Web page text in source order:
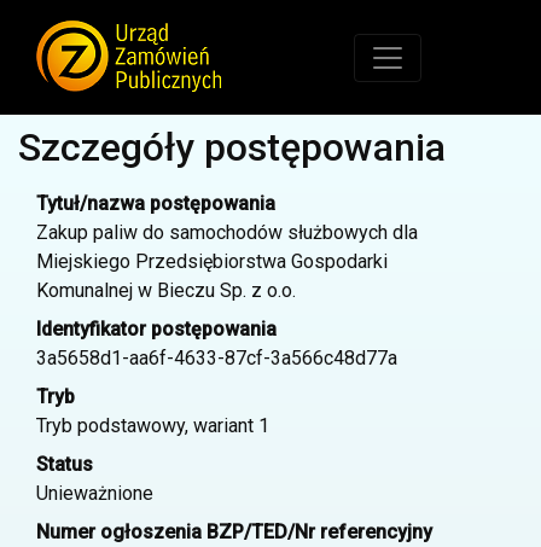
Szczegóły postępowania
Tytuł/nazwa postępowania
Zakup paliw do samochodów służbowych dla
Miejskiego Przedsiębiorstwa Gospodarki
Komunalnej w Bieczu Sp. z o.o.
Identyfikator postępowania
3a5658d1-aa6f-4633-87cf-3a566c48d77a
Tryb
Tryb podstawowy, wariant 1
Status
Unieważnione
Numer ogłoszenia BZP/TED/Nr referencyjny